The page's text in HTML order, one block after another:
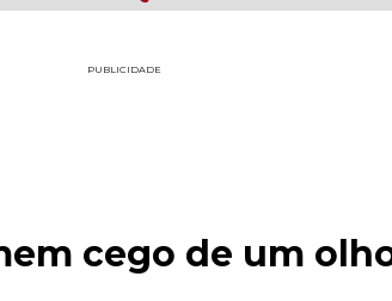
PUBLICIDADE
cego de um